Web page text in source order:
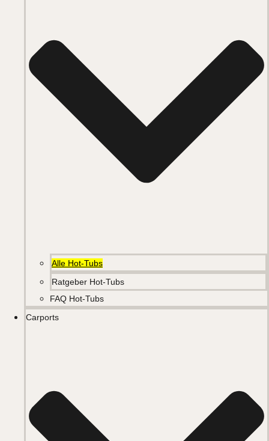
Alle Hot-Tubs
Ratgeber Hot-Tubs
FAQ Hot-Tubs
Carports